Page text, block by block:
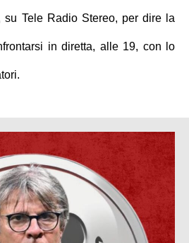
su Tele Radio Stereo, per dire la
in diretta, alle 19, con lo